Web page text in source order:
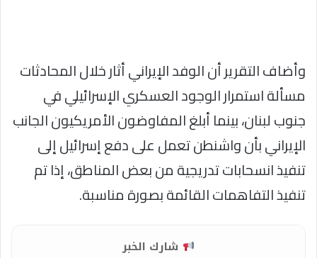
وأضاف التقرير أن الوفد الإيراني أثار خلال المحادثات
مسألة استمرار الوجود العسكري الإسرائيلي في
جنوب لبنان، بينما أبلغ المفاوضون الأمريكيون الجانب
الإيراني بأن واشنطن تعمل على دفع إسرائيل إلى
تنفيذ انسحابات تدريجية من بعض المناطق، إذا تم
تنفيذ التفاهمات القائمة بصورة مناسبة.
شارك الخبر